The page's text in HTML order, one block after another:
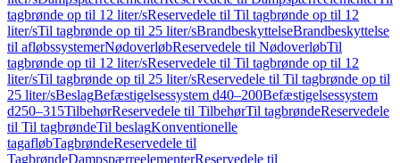
tagbrønde op til 12 liter/sReservedele til Til tagbrønde op til 12
liter/sTil tagbrønde op til 25 liter/sBrandbeskyttelseBrandbeskyttelse
til afløbssystemerNødoverløbReservedele til NødoverløbTil
tagbrønde op til 12 liter/sReservedele til Til tagbrønde op til 12
liter/sTil tagbrønde op til 25 liter/sReservedele til Til tagbrønde op til
25 liter/sBeslagBefæstigelsessystem d40–200Befæstigelsessystem
d250–315TilbehørReservedele til TilbehørTil tagbrøndeReservedele
til Til tagbrøndeTil beslagKonventionelle
tagafløbTagbrøndeReservedele til
TagbrøndeDampspærreelementerReservedele til